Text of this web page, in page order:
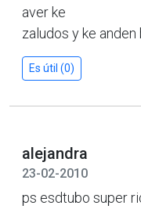
aver ke
zaludos y ke anden
Es útil (0)
alejandra
23-02-2010
ps esdtubo super